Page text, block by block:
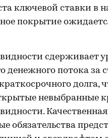
ключевой ставки в
покрытие
сдерживает
денежного потока
долга,
невыбранные
обязательства